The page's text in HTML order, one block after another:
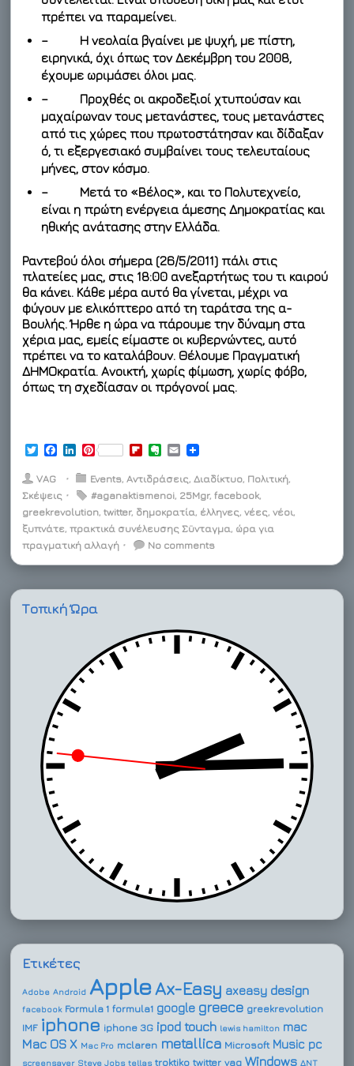
πρέπει να παραμείνει.
– Η νεολαία βγαίνει με ψυχή, με πίστη,
ειρηνικά, όχι όπως τον Δεκέμβρη του 2008,
έχουμε ωριμάσει όλοι μας.
– Προχθές οι ακροδεξιοί χτυπούσαν και
μαχαίρωναν τους μετανάστες, τους μετανάστες
από τις χώρες που πρωτοστάτησαν και δίδαξαν
ό, τι εξεργεσιακό συμβαίνει τους τελευταίους
μήνες, στον κόσμο.
– Μετά το «Βέλος», και το Πολυτεχνείο,
είναι η πρώτη ενέργεια άμεσης Δημοκρατίας και
ηθικής ανάτασης στην Ελλάδα.
Ραντεβού όλοι σήμερα (26/5/2011)πάλι στις
πλατείες μας, στις 18:00 ανεξαρτήτως του τι καιρού
θα κάνει. Κάθε μέρα αυτό θα γίνεται, μέχρι να
φύγουν με ελικόπτερο από τη ταράτσα της α-
Βουλής. Ήρθε η ώρα να πάρουμε την δύναμη στα
χέρια μας, εμείς είμαστε οι κυβερνώντες, αυτό
πρέπει να το καταλάβουν. Θέλουμε Πραγματική
ΔΗΜΟκρατία. Ανοικτή, χωρίς φίμωση, χωρίς φόβο,
όπως τη σχεδίασαν οι πρόγονοί μας.
T
i
t
e
r
F
b
o
o
L
n
k
e
d
I
n
P
n
e
r
e
s
t
F
i
b
o
a
r
d
e
n
o
t
E
a
l
VAG ⋅ Events,Αντιδράσεις,Διαδίκτυο, Πολιτική,
Σκέψεις ⋅ #aganaktismenoi, 25Μgr,facebook,
greekrevolution,twitter, δημοκρατία, έλληνες,νέες,νέοι,
ξυπνάτε,πρακτικά συνέλευσης Σϋνταγμα, ώρα για
πραγματική αλλαγή ⋅ No comments
Τοπική Ώρα
Ετικέτες
Adobe Android AppleAx-Easy axeasy design
facebook Formula 1 formula1 google greece greekrevolution
IMF iphone iphone 3G ipod touch lewis hamilton mac
Mac OS X Mac Pro mclaren metallica Microsoft Music pc
screensaver Steve Jobs tellas troktiko twitter vag Windows ΔΝΤ